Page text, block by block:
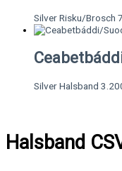
Silver Risku/Brosch
Silver Halsband
Halsband